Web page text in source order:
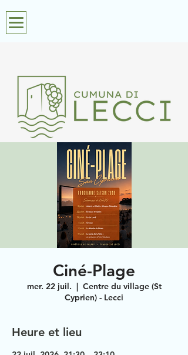
Ciné-Plage
mer. 22 juil.
  |
Centre du village (St
Cyprien) - Lecci
Heure et lieu